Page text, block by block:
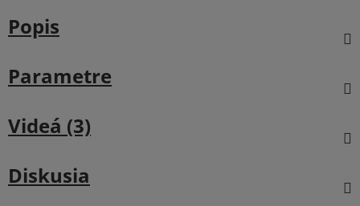
Popis
Parametre
Videá (3)
Diskusia